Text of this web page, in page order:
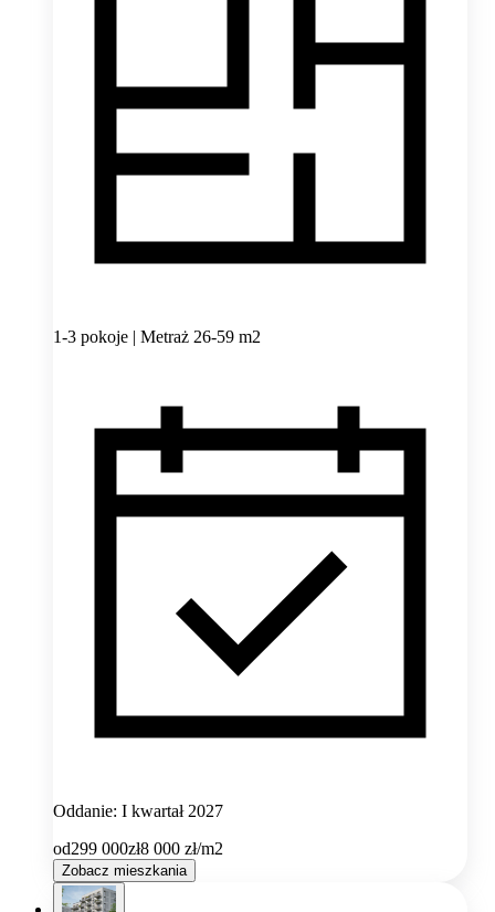
1-3 pokoje | Metraż 26-59 m2
Oddanie: I kwartał 2027
od299 000zł8 000 zł/m2
Zobacz mieszkania